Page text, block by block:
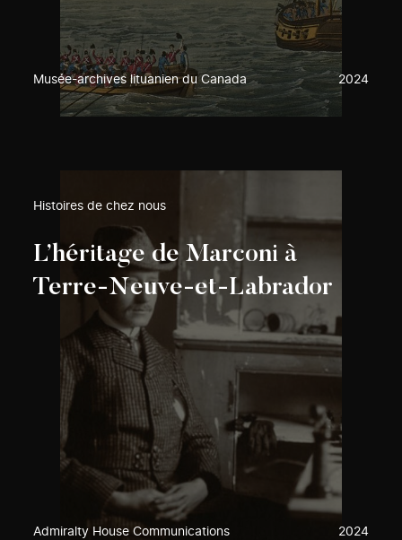
Musée-archives lituanien du Canada 2024
Histoires de chez nous
L’héritage de Marconi à
Terre-Neuve-et-Labrador
Admiralty House Communications
2024